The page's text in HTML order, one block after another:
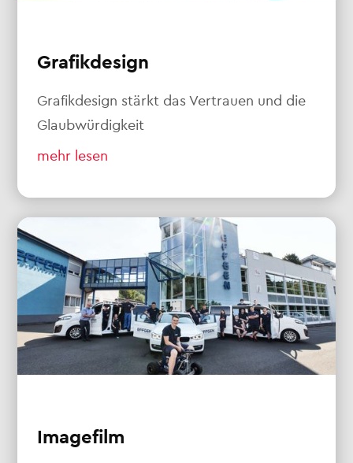
Grafikdesign
Grafikdesign stärkt das Vertrauen und die
Glaubwürdigkeit
mehr lesen
Imagefilm